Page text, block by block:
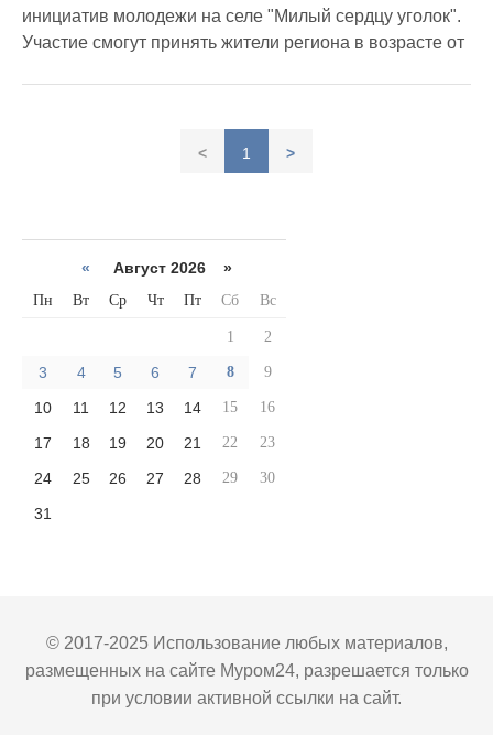
инициатив молодежи на селе "Милый сердцу уголок".
Участие смогут принять жители региона в возрасте от
< 1 >
« Август 2026 »
Пн Вт Ср Чт Пт Сб Вс
1 2
3 4 5 6 7 8 9
10 11 12 13 14 15 16
17 18 19 20 21 22 23
24 25 26 27 28 29 30
31
© 2017-2025 Использование любых материалов,
размещенных на сайте Муром24, разрешается только
при условии активной ссылки на сайт.